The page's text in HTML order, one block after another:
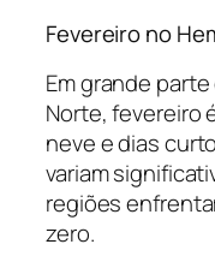
Fevereiro no
Em grande
Norte, fevereiro
neve e dias
variam
regiões
zero.